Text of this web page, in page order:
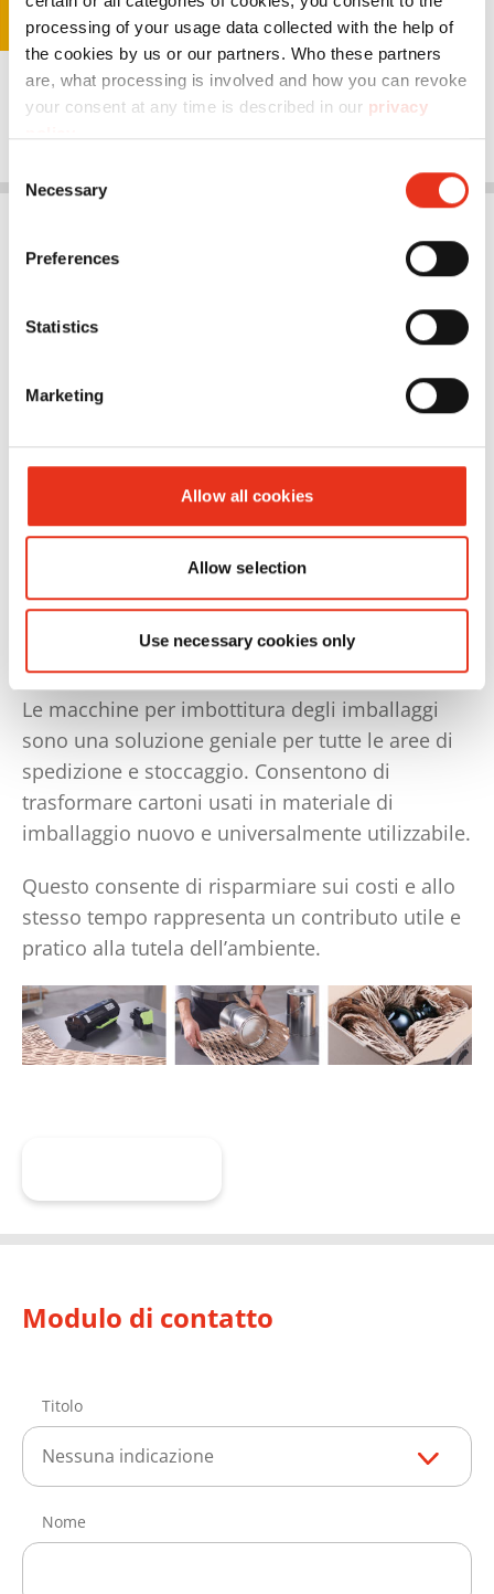
processing of your usage data collected with the help of
the cookies by us or our partners. Who these partners
are, what processing is involved and how you can revoke
your consent at any time is described in our privacy
Selection
Necessary
Preferences
Statistics
Marketing
Allow all cookies
Allow selection
Use necessary cookies only
Conoscete già
l’HSM ProfiPack?
Le macchine per imbottitura degli imballaggi
sono una soluzione geniale per tutte le aree di
spedizione e stoccaggio. Consentono di
trasformare cartoni usati in materiale di
imballaggio nuovo e universalmente utilizzabile.
Questo consente di risparmiare sui costi e allo
stesso tempo rappresenta un contributo utile e
pratico alla tutela dell’ambiente.
Modulo di contatto
Titolo
Nessuna indicazione
Nome